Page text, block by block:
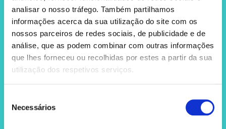
analisar o nosso tráfego. Também partilhamos
informações acerca da sua utilização do site com os
nossos parceiros de redes sociais, de publicidade e de
análise, que as podem combinar com outras informações
que lhes forneceu ou recolhidas por estes a partir da sua
utilização dos respetivos serviços.
Necessários
O interesse na relação entre o ananás e sémen,
11 de Junho de 2025